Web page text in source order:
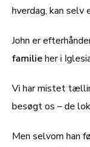
hverdag, kan selv
John er
familieher i
Vi har mistet
besøgt os – de
Men selvom han